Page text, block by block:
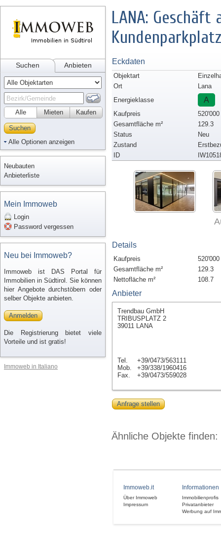
Suchen Anbieten
Alle Kaufen
Mieten
Suchen
Alle Optionen anzeigen
Neubauten
Anbieterliste
Mein Immoweb
Login
Password vergessen
Neu bei Immoweb?
Immoweb ist DAS Portal für
Immobilien in Südtirol. Sie können
hier Angebote durchstöbern oder
selber Objekte anbieten.
Anmelden
Die Registrierung bietet viele
Vorteile und ist gratis!
Immoweb in Italiano
LANA:
Kundenparkplatz
Eckdaten
Objektart
Ort
Lana
Energieklasse
A
Kaufpreis
520'000
Gesamtfläche m²
129.3
Status
Neu
Zustand
ID
Details
Kaufpreis
520'000
Gesamtfläche m²
129.3
Nettofläche m²
108.7
Anbieter
Trendbau GmbH
TRIBUSPLATZ 2
39011 LANA
Tel.
+39/0473/563111
Mob.
+39/338/1960416
Fax.
+39/0473/559028
Anfrage stellen
Ähnliche Objekte finden:
Immoweb.it
Über Immoweb
Impressum
Informationen
Immobilienprofis
Privatanbieter
Werbung auf